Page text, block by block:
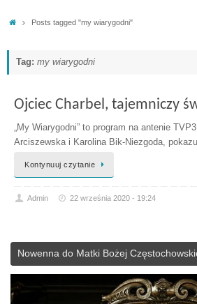
HomePosts tagged "my wiarygodni"
Tag: my wiarygodni
Ojciec Charbel, tajemniczy
„My Wiarygodni” to program na antenie
Arciszewska i Karolina Bik-Niezgoda,
Kontynuuj czytanie
Admin 22 września 2020 - 19:24
Nowenna do Matki Bożej